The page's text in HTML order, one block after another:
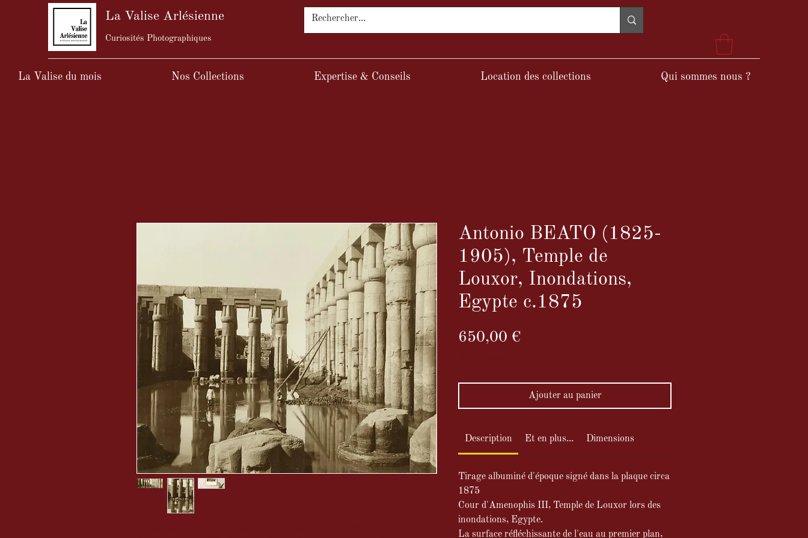
La Valise Arlésienne
Curiosités Photographiques
La Valise du mois Nos Collections Expertise & Conseils Location des collections Qui sommes nous ?
Antonio BEATO (1825-
1905), Temple de
Louxor, Inondations,
Egypte c.1875
650,00 €Prix
Ajouter au panier
Description Et en plus... Dimensions
Tirage albuminé d'époque signé dans la plaque circa
1875
Cour d'Amenophis III, Temple de Louxor lors des
inondations, Egypte.
La surface réfléchissante de l'eau au premier plan,